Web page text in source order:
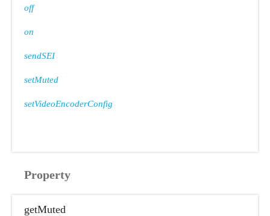
off
on
sendSEI
setMuted
setVideoEncoderConfig
Property
getMuted